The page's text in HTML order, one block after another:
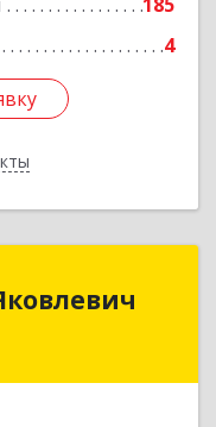
4
г, Красной